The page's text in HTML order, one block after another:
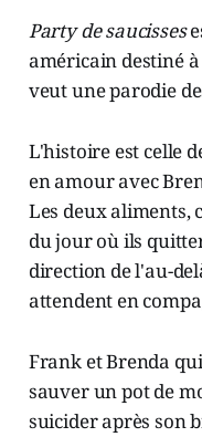
Party de saucisses
américain destiné
veut une parodie
L'histoire est celle
en amour avec
Les deux aliments,
du jour où ils
direction de l'au-
attendent en
Frank et Brenda
sauver un pot de
suicider après son